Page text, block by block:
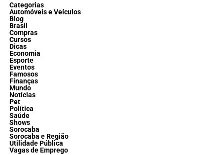
Categorias
Automóveis e Veículos
Blog
Brasil
Compras
Cursos
Dicas
Economia
Esporte
Eventos
Famosos
Finanças
Mundo
Notícias
Pet
Política
Saúde
Shows
Sorocaba
Sorocaba e Região
Utilidade Pública
Vagas de Emprego